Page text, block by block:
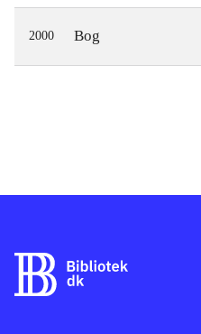
2000 Bog